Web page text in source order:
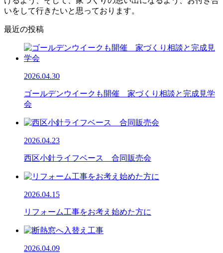
いをして行きたいと思っております。
最近の投稿
2026.04.30
ゴールデンウイークも開催 家づくり相談と完成見学
会
2026.04.23
西区小針ライフベース 合同販売会
2026.04.15
リフォーム工事をお考え始めた方に
2026.04.09